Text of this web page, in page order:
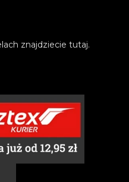
znajdziecie tutaj.